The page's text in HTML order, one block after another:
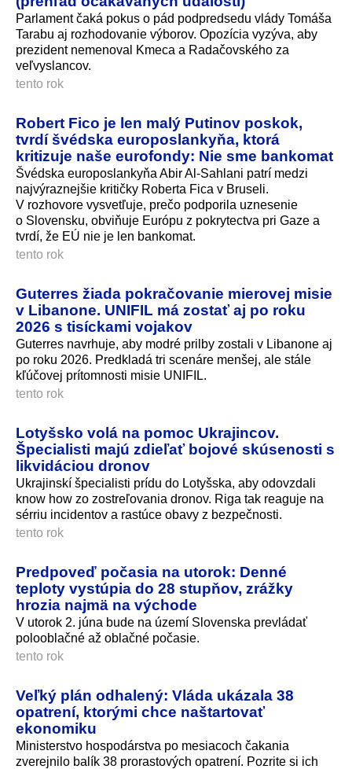
Parlament čaká pokus o pád podpredsedu vlády Tomáša
Tarabu aj rozhodovanie výborov. Opozícia vyzýva, aby
prezident nemenoval Kmeca a Radačovského za
veľvyslancov.
tento rok
Robert Fico je len malý Putinov poskok,
tvrdí švédska europoslankyňa, ktorá
kritizuje naše eurofondy: Nie sme bankomat
Švédska europoslankyňa Abir Al-Sahlani patrí medzi
najvýraznejšie kritičky Roberta Fica v Bruseli.
V rozhovore vysvetľuje, prečo podporila uznesenie
o Slovensku, obviňuje Európu z pokrytectva pri Gaze a
tvrdí, že EÚ nie je len bankomat.
tento rok
Guterres žiada pokračovanie mierovej misie
v Libanone. UNIFIL má zostať aj po roku
2026 s tisíckami vojakov
Guterres navrhuje, aby modré prilby zostali v Libanone aj
po roku 2026. Predkladá tri scenáre menšej, ale stále
kľúčovej prítomnosti misie UNIFIL.
tento rok
Lotyšsko volá na pomoc Ukrajincov.
Špecialisti majú zdieľať bojové skúsenosti s
likvidáciou dronov
Ukrajinskí špecialisti prídu do Lotyšska, aby odovzdali
know how zo zostreľovania dronov. Riga tak reaguje na
sérriu incidentov a rastúce obavy z bezpečnosti.
tento rok
Predpoveď počasia na utorok: Denné
teploty vystúpia do 28 stupňov, zrážky
hrozia najmä na východe
V utorok 2. júna bude na území Slovenska prevládať
polooblačné až oblačné počasie.
tento rok
Veľký plán odhalený: Vláda ukázala 38
opatrení, ktorými chce naštartovať
ekonomiku
Ministerstvo hospodárstva po mesiacoch čakania
zverejnilo balík 38 prorastových opatrení. Pozrite si ich